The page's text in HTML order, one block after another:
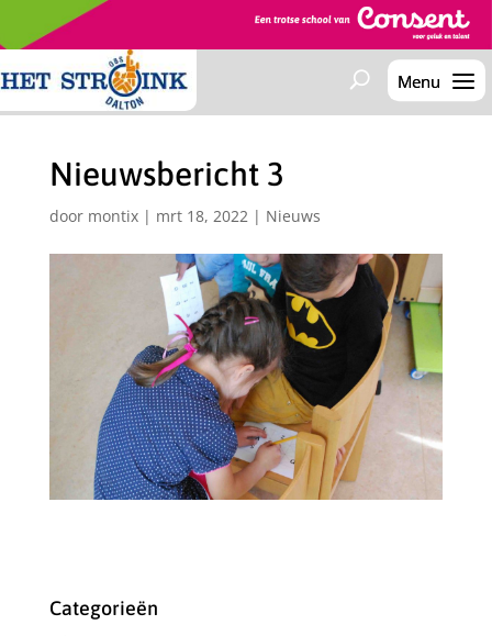
Nieuwsbericht 3
door montix| mrt 18, 2022| Nieuws
Categorieën